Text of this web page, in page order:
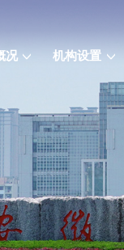
况 机构设置